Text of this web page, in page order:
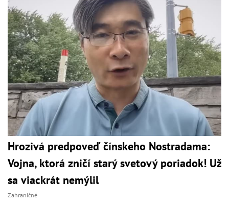
Hrozivá predpoveď čínskeho Nostradama:
Vojna, ktorá zničí starý svetový poriadok! Už
sa viackrát nemýlil
Zahraničné